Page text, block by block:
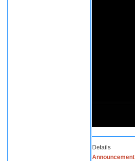
Details
Announcement